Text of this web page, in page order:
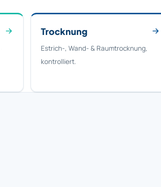
Trocknung
Estrich-, Wand- & Raumtrocknung,
kontrolliert.